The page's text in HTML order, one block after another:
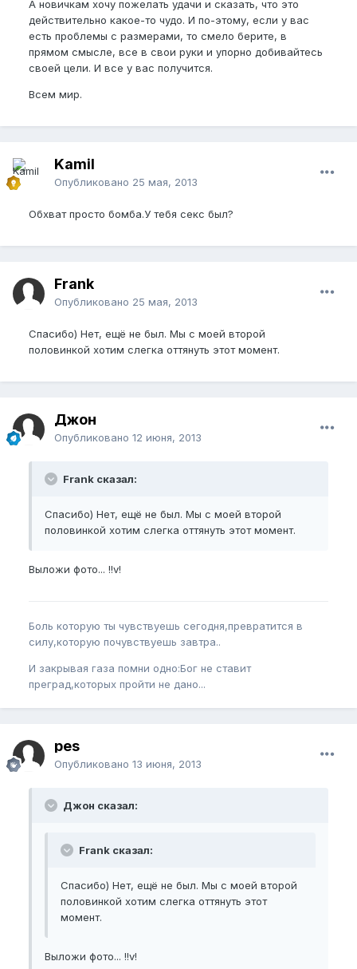
А новичкам хочу пожелать удачи и сказать, что это
действительно какое-то чудо. И по-этому, если у вас
есть проблемы с размерами, то смело берите, в
прямом смысле, все в свои руки и упорно добивайтесь
своей цели. И все у вас получится.
Всем мир.
Kamil
Опубликовано 25 мая, 2013
Обхват просто бомба.У тебя секс был?
Frank
Опубликовано 25 мая, 2013
Спасибо) Нет, ещё не был. Мы с моей второй
половинкой хотим слегка оттянуть этот момент.
Джон
Опубликовано 12 июня, 2013
Frank сказал:
Спасибо) Нет, ещё не был. Мы с моей второй
половинкой хотим слегка оттянуть этот момент.
Выложи фото... !!v!
Боль которую ты чувствуешь сегодня,превратится в
силу,которую почувствуешь завтра..
И закрывая газа помни одно:Бог не ставит
преград,которых пройти не дано...
pes
Опубликовано 13 июня, 2013
Джон сказал:
Frank сказал:
Спасибо) Нет, ещё не был. Мы с моей второй
половинкой хотим слегка оттянуть этот
момент.
Выложи фото... !!v!